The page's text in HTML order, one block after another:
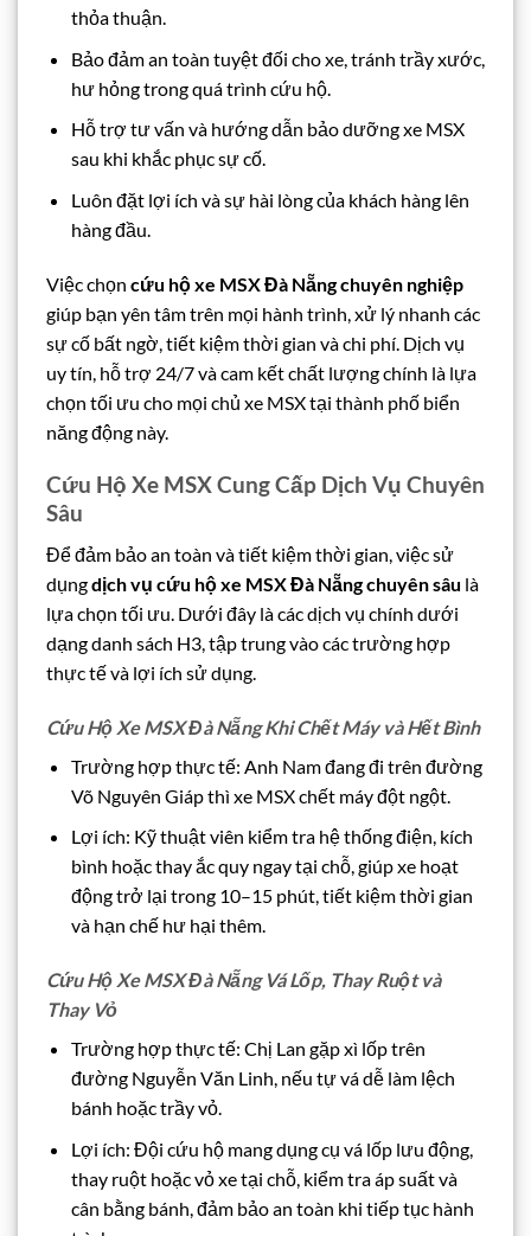
thỏa thuận.
Bảo đảm an toàn tuyệt đối cho xe, tránh trầy xước,
hư hỏng trong quá trình cứu hộ.
Hỗ trợ tư vấn và hướng dẫn bảo dưỡng xe MSX
sau khi khắc phục sự cố.
Luôn đặt lợi ích và sự hài lòng của khách hàng lên
hàng đầu.
Việc chọn cứu hộ xe MSX Đà Nẵng chuyên nghiệp
giúp bạn yên tâm trên mọi hành trình, xử lý nhanh các
sự cố bất ngờ, tiết kiệm thời gian và chi phí. Dịch vụ
uy tín, hỗ trợ 24/7 và cam kết chất lượng chính là lựa
chọn tối ưu cho mọi chủ xe MSX tại thành phố biển
năng động này.
Cứu Hộ Xe MSX Cung Cấp Dịch Vụ Chuyên
Sâu
Để đảm bảo an toàn và tiết kiệm thời gian, việc sử
dụngdịch vụ cứu hộ xe MSX Đà Nẵng chuyên sâu là
lựa chọn tối ưu. Dưới đây là các dịch vụ chính dưới
dạng danh sách H3, tập trung vào các trường hợp
thực tế và lợi ích sử dụng.
Cứu Hộ Xe MSX Đà Nẵng Khi Chết Máy và Hết Bình
Trường hợp thực tế: Anh Nam đang đi trên đường
Võ Nguyên Giáp thì xe MSX chết máy đột ngột.
Lợi ích: Kỹ thuật viên kiểm tra hệ thống điện, kích
bình hoặc thay ắc quy ngay tại chỗ, giúp xe hoạt
động trở lại trong 10–15 phút, tiết kiệm thời gian
và hạn chế hư hại thêm.
Cứu Hộ Xe MSX Đà Nẵng Vá Lốp, Thay Ruột và
Thay Vỏ
Trường hợp thực tế: Chị Lan gặp xì lốp trên
đường Nguyễn Văn Linh, nếu tự vá dễ làm lệch
bánh hoặc trầy vỏ.
Lợi ích: Đội cứu hộ mang dụng cụ vá lốp lưu động,
thay ruột hoặc vỏ xe tại chỗ, kiểm tra áp suất và
cân bằng bánh, đảm bảo an toàn khi tiếp tục hành